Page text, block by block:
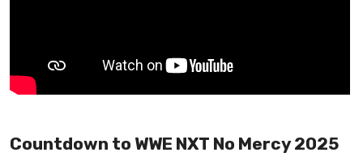
Countdown to WWE NXT No Mercy 2025